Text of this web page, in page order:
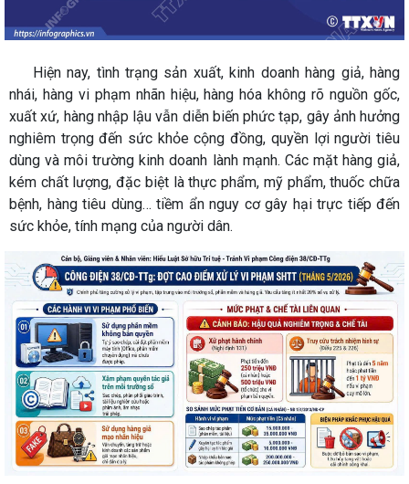
Hiện nay, tình trạng sản xuất, kinh doanh hàng giả, hàng
nhái, hàng vi phạm nhãn hiệu, hàng hóa không rõ nguồn gốc,
xuất xứ, hàng nhập lậu vẫn diễn biến phức tạp, gây ảnh hưởng
nghiêm trọng đến sức khỏe cộng đồng, quyền lợi người tiêu
dùng và môi trường kinh doanh lành mạnh. Các mặt hàng giả,
kém chất lượng, đặc biệt là thực phẩm, mỹ phẩm, thuốc chữa
bệnh, hàng tiêu dùng… tiềm ẩn nguy cơ gây hại trực tiếp đến
sức khỏe, tính mạng của người dân.